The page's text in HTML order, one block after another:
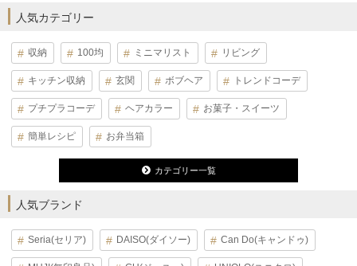
人気カテゴリー
収納 100均 ミニマリスト リビング
キッチン収納 玄関 ボブヘア トレンドコーデ
プチプラコーデ ヘアカラー お菓子・スイーツ
簡単レシピ お弁当箱
カテゴリー一覧
人気ブランド
Seria(セリア) DAISO(ダイソー) Can Do(キャンドゥ)